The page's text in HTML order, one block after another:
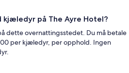
kjæledyr på The Ayre Hotel?
dette overnattingsstedet. Du må betale
per kjæledyr, per opphold. Ingen